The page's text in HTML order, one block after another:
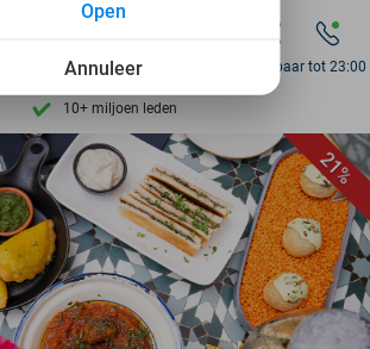
7 dagen per week beschikbaar
10+ miljoen leden
9,4 op basis van
Ontdek 15.000+ deals
7 dagen per week beschikbaar
10+ miljoen leden
Bereikbaar tot 23:00
21%
Annuleer
Open